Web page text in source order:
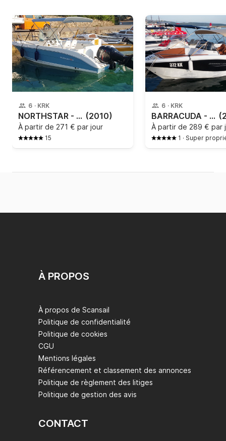
6 · KRK
NORTHSTAR - 190CC (2010)
À partir de 271 € par jour
15
6 · KRK
BARRACUDA - 545 - 373kk
À partir de 289 € par
1 · Super
À PROPOS
À propos de Scansail
Politique de confidentialité
Politique de cookies
CGU
Mentions légales
Référencement et classement des annonces
Politique de règlement des litiges
Politique de gestion des avis
CONTACT